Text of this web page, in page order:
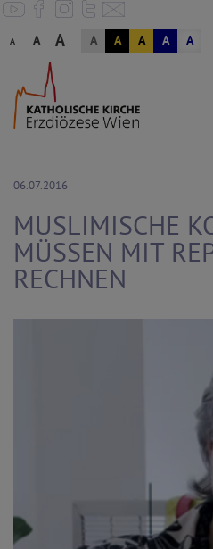
A A A A A A A A
06.07.2016
MUSLIMISCHE
MÜSSEN MIT
RECHNEN